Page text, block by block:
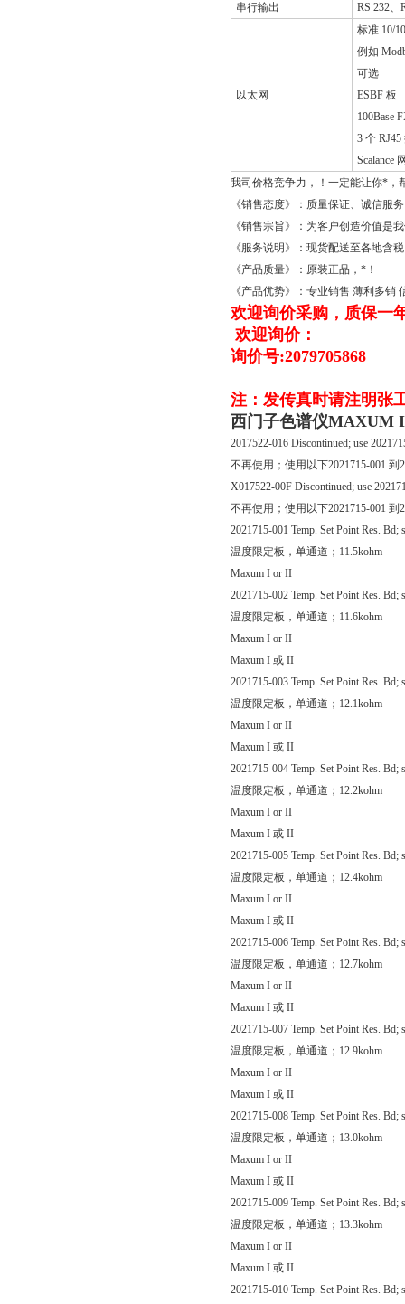
串行输出
RS 232、
以太网
标准 10/
例如
可选
ESBF 板
100Base
3 个
Scalance
我司价格竞争力，！一定能让你*，
《销售态度》：质量保证、诚信服
《销售宗旨》：为客户创造价值是
《服务说明》：现货配送至各地含
《产品质量》：原装正品，*！
《产品优势》：专业销售 薄利多
欢迎询价采购，质保一
欢迎询价：
询价号:2079705868
注：发传真时请注明张
西门子色谱仪MAXUM
2017522-016 Discontinued; use
不再使用；使用以下2021715-001 到
X017522-00F Discontinued; use
不再使用；使用以下2021715-001 到
2021715-001 Temp. Set Point Res. Bd;
温度限定板，单通道；11.5kohm
Maxum I or II
2021715-002 Temp. Set Point Res. Bd;
温度限定板，单通道；11.6kohm
Maxum I or II
Maxum I 或 II
2021715-003 Temp. Set Point Res. Bd;
温度限定板，单通道；12.1kohm
Maxum I or II
Maxum I 或 II
2021715-004 Temp. Set Point Res. Bd;
温度限定板，单通道；12.2kohm
Maxum I or II
Maxum I 或 II
2021715-005 Temp. Set Point Res. Bd;
温度限定板，单通道；12.4kohm
Maxum I or II
Maxum I 或 II
2021715-006 Temp. Set Point Res. Bd;
温度限定板，单通道；12.7kohm
Maxum I or II
Maxum I 或 II
2021715-007 Temp. Set Point Res. Bd;
温度限定板，单通道；12.9kohm
Maxum I or II
Maxum I 或 II
2021715-008 Temp. Set Point Res. Bd;
温度限定板，单通道；13.0kohm
Maxum I or II
Maxum I 或 II
2021715-009 Temp. Set Point Res. Bd;
温度限定板，单通道；13.3kohm
Maxum I or II
Maxum I 或 II
2021715-010 Temp. Set Point Res. Bd;